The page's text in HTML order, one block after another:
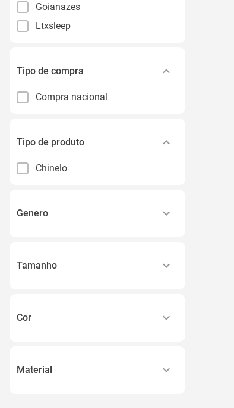
Goianazes
Ltxsleep
Tipo de compra
Compra nacional
Tipo de produto
Chinelo
Genero
Tamanho
37
Cor
Material